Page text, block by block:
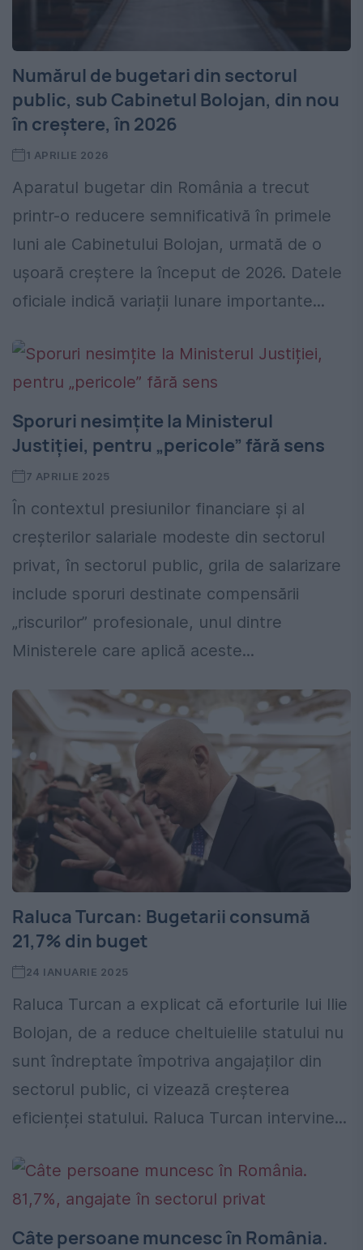
Numărul de bugetari din sectorul
public, sub Cabinetul Bolojan, din nou
în creștere, în 2026
1 APRILIE 2026
Aparatul bugetar din România a trecut
printr-o reducere semnificativă în primele
luni ale Cabinetului Bolojan, urmată de o
ușoară creștere la început de 2026. Datele
oficiale indică variații lunare importante...
Sporuri nesimțite la Ministerul
Justiției, pentru „pericole” fără sens
7 APRILIE 2025
În contextul presiunilor financiare și al
creșterilor salariale modeste din sectorul
privat, în sectorul public, grila de salarizare
include sporuri destinate compensării
„riscurilor” profesionale, unul dintre
Ministerele care aplică aceste...
Raluca Turcan: Bugetarii consumă
21,7% din buget
24 IANUARIE 2025
Raluca Turcan a explicat că eforturile lui Ilie
Bolojan, de a reduce cheltuielile statului nu
sunt îndreptate împotriva angajaților din
sectorul public, ci vizează creșterea
eficienței statului. Raluca Turcan intervine...
Câte persoane muncesc în România.